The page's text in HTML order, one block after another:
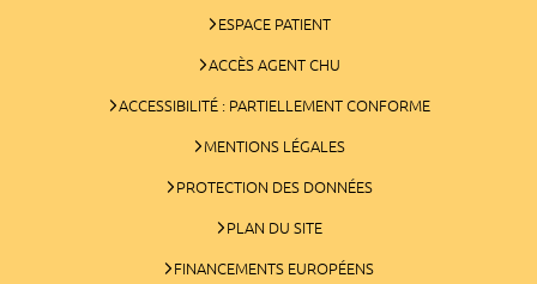
ESPACE PATIENT
ACCÈS AGENT CHU
ACCESSIBILITÉ : PARTIELLEMENT CONFORME
MENTIONS LÉGALES
PROTECTION DES DONNÉES
PLAN DU SITE
FINANCEMENTS EUROPÉENS